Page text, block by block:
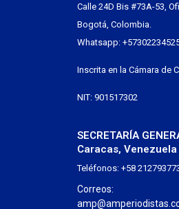
Calle 24D Bis #73A-53,
Bogotá, Colombia.
Whatsapp:
Inscrita en la Cámara de
NIT: 901517302
SECRETARÍA
Caracas, Venezuela
Teléfonos: +58
Correos: